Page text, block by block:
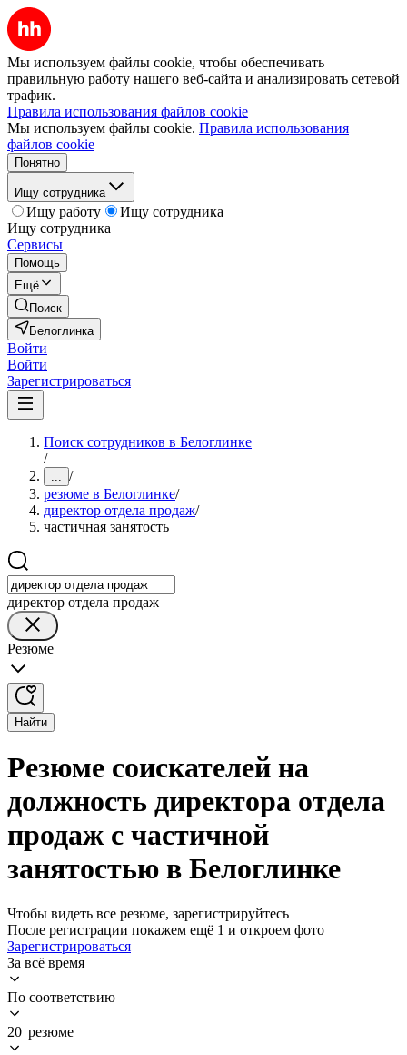
Мы используем файлы cookie, чтобы обеспечивать
правильную работу нашего веб-сайта и анализировать сетевой
трафик.
Правила использования файлов cookie
Мы используем файлы cookie. Правила использования
файлов cookie
Понятно
Ищу сотрудника
Ищу работу
Ищу сотрудника
Ищу сотрудника
Сервисы
Помощь
Ещё
Поиск
Белоглинка
Войти
Войти
Зарегистрироваться
Поиск сотрудников в Белоглинке
/
... /
резюме в Белоглинке/
директор отдела продаж/
частичная занятость
директор отдела продаж
Резюме
Найти
Резюме соискателей на
должность директора отдела
продаж с частичной
занятостью в Белоглинке
Чтобы видеть все резюме, зарегистрируйтесь
После регистрации покажем ещё 1 и откроем фото
Зарегистрироваться
За всё время
По соответствию
20 резюме